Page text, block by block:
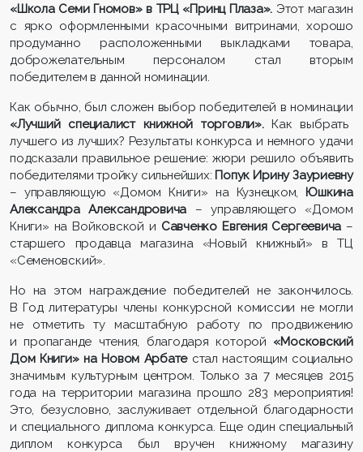
«Школа Семи Гномов» в ТРЦ «Принц Плаза». Этот магазин
с ярко оформленными красочными витринами, хорошо
продуманно расположенными выкладками товара,
доброжелательным персоналом стал вторым
победителем в данной номинации.
Как обычно, был сложен выбор победителей в номинации
«Лучший специалист книжной торговли».Как выбрать
лучшего из лучших? Результаты конкурса и немного удачи
подсказали правильное решение: жюри решило объявить
победителями тройку сильнейших: Попук Ирину Зауриевну
– управляющую «Домом Книги» на Кузнецком, Юшкина
Александра Александровича – управляющего «Домом
Книги» на Войковской и Савченко Евгения Сергеевича –
старшего продавца магазина «Новый книжный» в ТЦ
«Семеновский».
Но на этом награждение победителей не закончилось.
В Год литературы члены конкурсной комиссии не могли
не отметить ту масштабную работу по продвижению
и пропаганде чтения, благодаря которой «Московский
Дом Книги» на Новом Арбатестал настоящим социально
значимым культурным центром. Только за 7 месяцев 2015
годана территории магазина прошло 283 мероприятия!
Это, безусловно, заслуживает отдельной благодарности
и специального диплома конкурса. Еще один специальный
диплом конкурса был вручен книжному магазину